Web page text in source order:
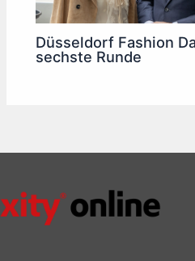
Düsseldorf Fashion
sechste Runde